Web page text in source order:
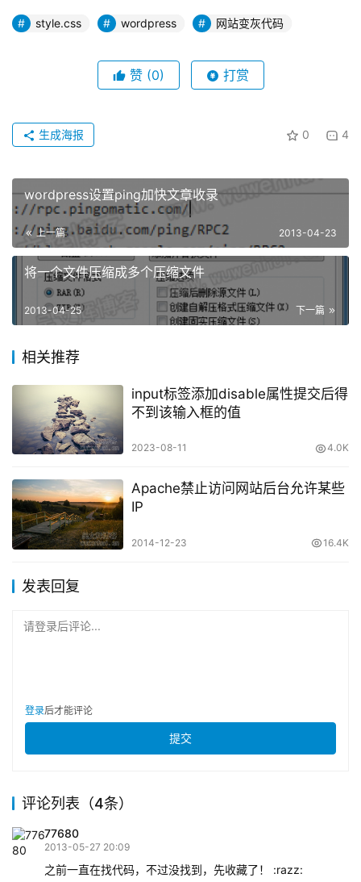
style.css wordpress 网站变灰代码
赞 (0) 打赏
0 4
生成海报
wordpress设置ping加快文章收录
上一篇 2013-04-23
将一个文件压缩成多个压缩文件
下一篇
2013-04-25
相关推荐
input标签添加disable属性提交后得
不到该输入框的值
2023-08-11 4.0K
Apache禁止访问网站后台允许某些
IP
2014-12-23 16.4K
发表回复
请登录后评论...
登录后才能评论
提交
评论列表（4条）
77680
2013-05-27 20:09
之前一直在找代码，不过没找到，先收藏了！ :razz: